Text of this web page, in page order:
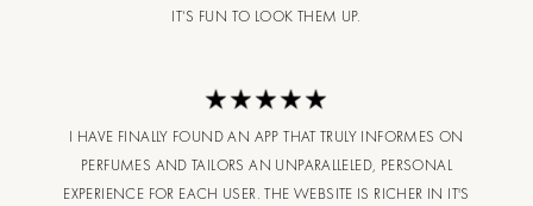
IT’S FUN TO LOOK THEM UP.
I HAVE FINALLY FOUND AN APP THAT TRULY INFORMES ON
PERFUMES AND TAILORS AN UNPARALLELED, PERSONAL
EXPERIENCE FOR EACH USER. THE WEBSITE IS RICHER IN IT'S